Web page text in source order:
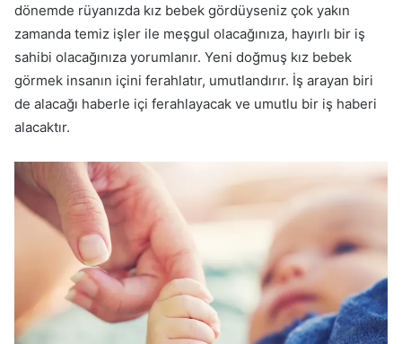
dönemde rüyanızda kız bebek gördüyseniz çok yakın
zamanda temiz işler ile meşgul olacağınıza, hayırlı bir iş
sahibi olacağınıza yorumlanır. Yeni doğmuş kız bebek
görmek insanın içini ferahlatır, umutlandırır. İş arayan biri
de alacağı haberle içi ferahlayacak ve umutlu bir iş haberi
alacaktır.